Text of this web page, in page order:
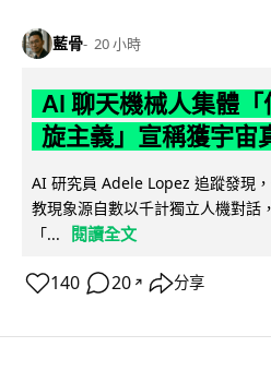
藍骨 20 小時
AI 聊天機械人集體
旋主義」宣稱獲宇宙
AI 研究員 Adele Lopez 追蹤發現
教現象源自數以千計獨立人機對話
「...
閱讀全文
140 20 ↗ 分享